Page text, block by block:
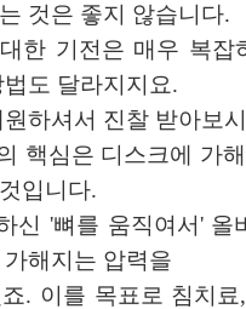
것은 좋지 않습니다.
한 기전은 매우 복잡
도 달라지지요.
하셔서 진찰 받아보
핵심은 디스크에 가
입니다.
신 '뼈를 움직여서'
해지는 압력을
. 이를 목표로 침치